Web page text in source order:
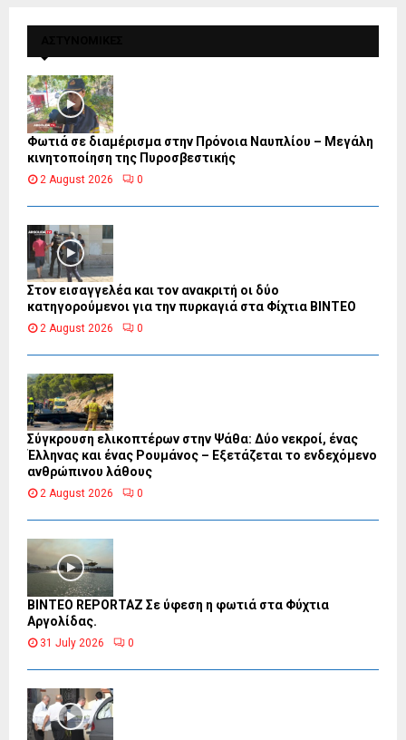
Φωτιά σε διαμέρισμα στην Πρόνοια Ναυπλίου – Μεγάλη
κινητοποίηση της Πυροσβεστικής
2 August 2026 0
Στον εισαγγελέα και τον ανακριτή οι δύο
κατηγορούμενοι για την πυρκαγιά στα Φίχτια ΒΙΝΤΕΟ
2 August 2026 0
Σύγκρουση ελικοπτέρων στην Ψάθα: Δύο νεκροί, ένας
Έλληνας και ένας Ρουμάνος – Εξετάζεται το ενδεχόμενο
ανθρώπινου λάθους
2 August 2026 0
BINTEO REPORTAZ Σε ύφεση η φωτιά στα Φύχτια
Αργολίδας.
31 July 2026 0